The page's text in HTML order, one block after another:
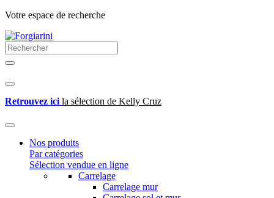
Votre espace de recherche
Retrouvez ici la sélection de Kelly Cruz
Nos produits
Par catégories
Sélection vendue en ligne
Carrelage
Carrelage mur